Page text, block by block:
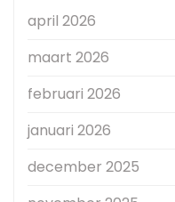
april 2026
maart 2026
februari 2026
januari 2026
december 2025